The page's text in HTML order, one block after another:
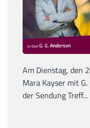
Am Dienstag, den
Mara Kayser mit
der Sendung Treff...